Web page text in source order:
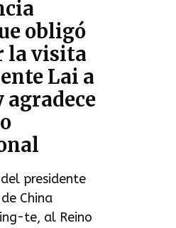
obligó
la visita
Lai a
presidente
China
te, al Reino